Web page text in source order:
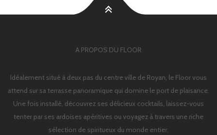
A PROPOS DU FLOOR
Idéalement situé à deux pas du centre ville de Royan, le Floor vous
attend sur sa terrasse panoramique qui domine le port de plaisance.
Une fois installé, découvrez ses délicieux cocktails, laissez-vous
tenter par ses ardoises apéritives ou voyagez à travers une riche
sélection de spiritueux du monde entier.